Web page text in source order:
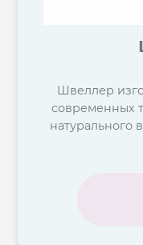
Швеллер
современных
натурального